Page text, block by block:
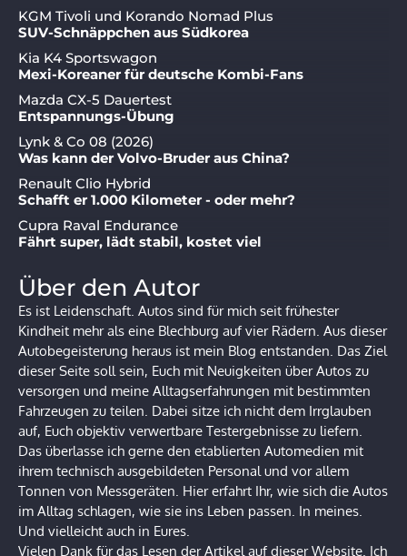
KGM Tivoli und Korando Nomad Plus
SUV-Schnäppchen aus Südkorea
Kia K4 Sportswagon
Mexi-Koreaner für deutsche Kombi-Fans
Mazda CX-5 Dauertest
Entspannungs-Übung
Lynk & Co 08 (2026)
Was kann der Volvo-Bruder aus China?
Renault Clio Hybrid
Schafft er 1.000 Kilometer - oder mehr?
Cupra Raval Endurance
Fährt super, lädt stabil, kostet viel
Über den Autor
Es ist Leidenschaft. Autos sind für mich seit frühester
Kindheit mehr als eine Blechburg auf vier Rädern. Aus dieser
Autobegeisterung heraus ist mein Blog entstanden. Das Ziel
dieser Seite soll sein, Euch mit Neuigkeiten über Autos zu
versorgen und meine Alltagserfahrungen mit bestimmten
Fahrzeugen zu teilen. Dabei sitze ich nicht dem Irrglauben
auf, Euch objektiv verwertbare Testergebnisse zu liefern.
Das überlasse ich gerne den etablierten Automedien mit
ihrem technisch ausgebildeten Personal und vor allem
Tonnen von Messgeräten. Hier erfahrt Ihr, wie sich die Autos
im Alltag schlagen, wie sie ins Leben passen. In meines.
Und vielleicht auch in Eures.
Vielen Dank für das Lesen der Artikel auf dieser Website. Ich